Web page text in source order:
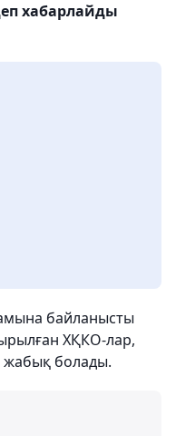
хабарлайды
байланысты
ХҚКО-лар,
жабық болады.